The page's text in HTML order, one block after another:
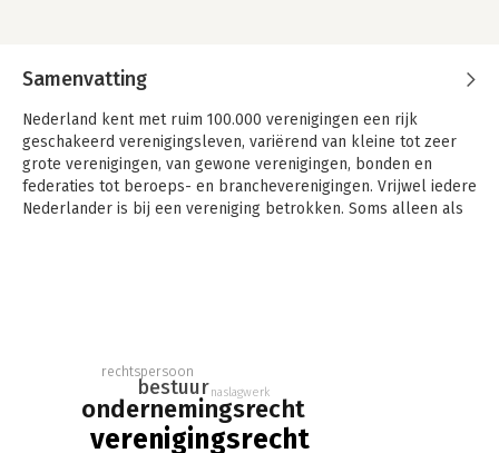
Samenvatting
Nederland kent met ruim 100.000 verenigingen een rijk
geschakeerd verenigingsleven, variërend van kleine tot zeer
grote verenigingen, van gewone verenigingen, bonden en
federaties tot beroeps- en brancheverenigingen. Vrijwel iedere
Nederlander is bij een vereniging betrokken. Soms alleen als
verenigingsrecht. Die kennis is ook benodigd om geschillen en
conflicten in een vereniging op te lossen.
Het gehele verenigingsrecht wordt in dit handboek op een ook
verenigingsrecht
ondernemingsrecht
bestuur
rechtspersoon
naslagwerk